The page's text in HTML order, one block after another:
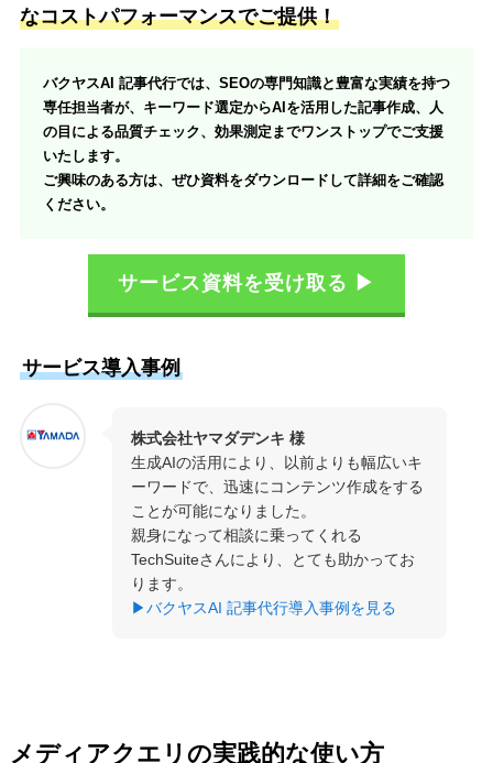
なコストパフォーマンスでご提供！
バクヤスAI 記事代行では、SEOの専門知識と豊富な実績を持つ
専任担当者が、キーワード選定からAIを活用した記事作成、人
の目による品質チェック、効果測定までワンストップでご支援
いたします。
ご興味のある方は、ぜひ資料をダウンロードして詳細をご確認
ください。
サービス資料を受け取る ▶
サービス導入事例
株式会社ヤマダデンキ 様
生成AIの活用により、以前よりも幅広いキ
ーワードで、迅速にコンテンツ作成をする
ことが可能になりました。
親身になって相談に乗ってくれる
TechSuiteさんにより、とても助かってお
ります。
▶バクヤスAI 記事代行導入事例を見る
メディアクエリの実践的な使い方